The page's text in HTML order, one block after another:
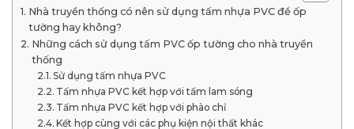
Nhà truyền thống có nên sử dụng tấm nhựa PVC để ốp
tường hay không?
Những cách sử dụng tấm PVC ốp tường cho nhà truyền
thống
Sử dụng tấm nhựa PVC
Tấm nhựa PVC kết hợp với tấm lam sóng
Tấm nhựa PVC kết hợp với phào chỉ
Kết hợp cùng với các phụ kiện nội thất khác